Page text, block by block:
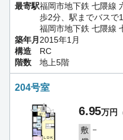
最寄駅福岡市地下鉄 七隈線
歩2分、駅までバスで
福岡市地下鉄 七隈線
築年月 2015年1月
構造
RC
階数
地上5階
204号室
6.95万円
敷 －